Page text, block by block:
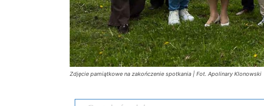
Zdjęcie pamiątkowe na zakończenie spotkania | Fot. Apolinary Klonowski